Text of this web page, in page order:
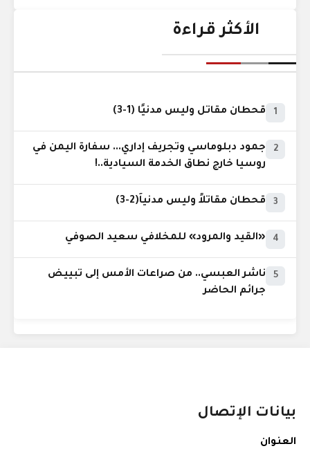
الأكثر قراءة
1 قحطان مقاتل وليس مدنيًا (1-3)
2
جمود دبلوماسي وتجريف إداري... سفارة اليمن في
روسيا خارج نطاق الخدمة السيادية..!
3 قحطان مقاتلاً وليس مدنياً(2-3)
4 «القيد والمرود» للمخلافي سعيد الصوفي
5
ناشر العبسي.. من صراعات الأمس إلى تبييض
جرائم الحاضر
بيانات الإتصال
العنوان